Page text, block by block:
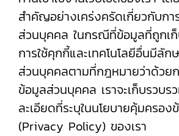
สำคัญอย่างเคร่งครัดเกี่ยวกับก
ส่วนบุคคล ในกรณีที่ข้อมูลที่ถูกเก็
การใช้คุกกี้และเทคโนโลยีอื่นมีลั
ส่วนบุคคลตามที่กฎหมายว่าด้วย
ข้อมูลส่วนบุคคล เราจะเก็บรวบร
ละเอียดที่ระบุในนโยบายคุ้มครอ
(Privacy Policy) ของเรา